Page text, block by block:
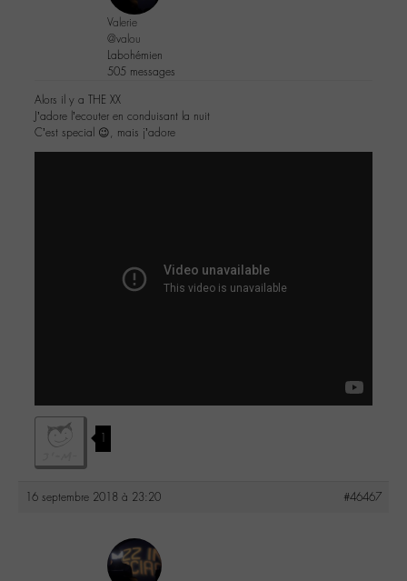
Valerie
@valou
Labohémien
505 messages
Alors il y a THE XX
J’adore l’ecouter en conduisant la nuit
C’est special 😉, mais j’adore
1
16 septembre 2018 à 23:20 #46467